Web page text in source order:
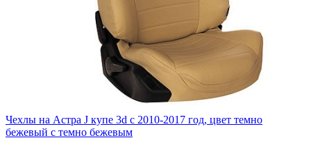
Чехлы на Астра J купе 3d с 2010-2017 год, цвет темно
бежевый с темно бежевым